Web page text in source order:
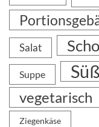
Salat
Suppe
vegetarisch
Ziegenkäse